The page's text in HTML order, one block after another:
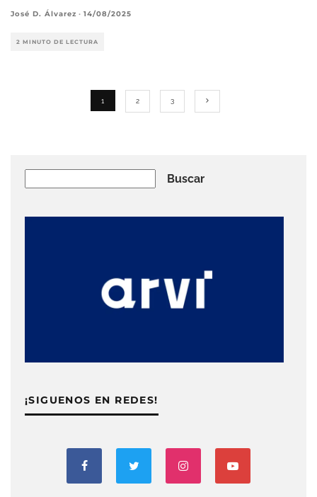
José D. Álvarez · 14/08/2025
2 MINUTO DE LECTURA
1 2 3
Buscar
¡SIGUENOS EN REDES!